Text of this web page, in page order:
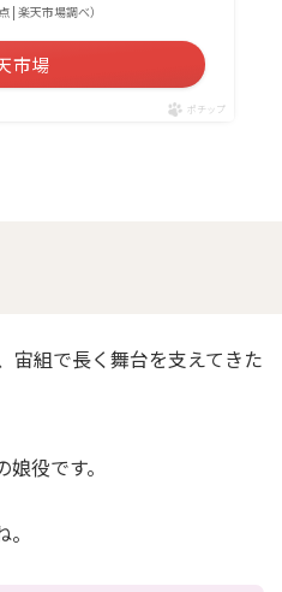
| 楽天市場調べ）
市場
ポチップ
宙組で長く舞台を支えてきた
役です。